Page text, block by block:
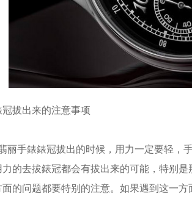
冠拔出来的注意事项
丽手錶錶冠拔出的时候，用力一定要轻，
力的去拔錶冠都会有拔出来的可能，特别
面的问题都要特别的注意。如果遇到这一